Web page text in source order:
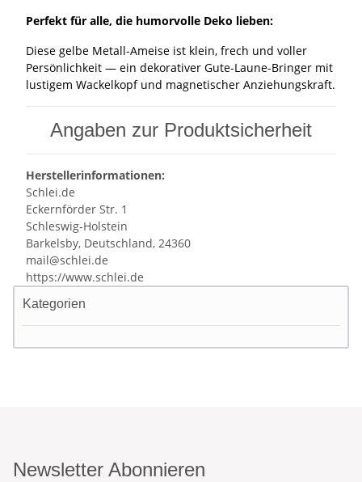
Perfekt für alle, die humorvolle Deko lieben:
Diese gelbe Metall-Ameise ist klein, frech und voller
Persönlichkeit — ein dekorativer Gute-Laune-Bringer mit
lustigem Wackelkopf und magnetischer Anziehungskraft.
Angaben zur Produktsicherheit
Herstellerinformationen:
Schlei.de
Eckernförder Str. 1
Schleswig-Holstein
Barkelsby, Deutschland, 24360
mail@schlei.de
https://www.schlei.de
Kategorien
Newsletter Abonnieren